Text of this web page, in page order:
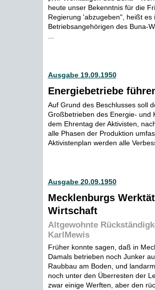
heute unser Bekenntnis für die
Regierung 'abzugeben", heißt
Betriebsangehörigen des Buna-
Ausgabe 19.09.1950
Energiebetriebe
Auf Grund des Beschlusses soll
Großbetrieben des Energie- und
dem Ehrentag der Aktivisten,
alle Phasen der Produktion
Aktivistenplan werden alle
Ausgabe 20.09.1950
Mecklenburgs
Wirtschaft
Altgewohnte
KarlMewis
Früher konnte sagen, daß in
Damals betrieben noch Junker
Raubbau am Boden, und
noch unter den Überresten der
zwar einige Werften, aber den